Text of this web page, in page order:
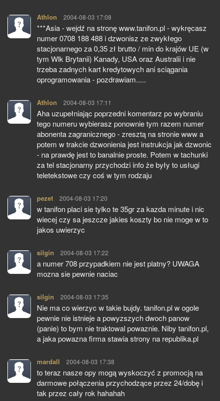
Athlon pisze:
2004-08-03 17:08
***Asia - wejdź na stronę www.tanifon.pl - wykręcasz
numer 0708 188 488 i dzwonisz ze zwykłego
stacjonarnego za 0,35 zł brutto / min do krajów UE (w
tym Wlk Brytanii) Kanady, USA oraz Australii i nie
trzeba zadnych kart kredytowych ani sciągania
oprogramowania - pozdrawiam.....
Athlon pisze:
2004-08-03 17:11
Aha uzupełniając poprzedni komentarz po wybraniu
tego numeru wybierasz ponownie tym razem numer
abonenta zagranicznego - zresztą na stronie www a
potem w trakcie dzwonienia jest instrukcja jak dzwonic
- na prawdę jest to banalnie proste. Potem w tachunki
za tel stacjonarny przychodzi info że były to usługi
teletekstowe czy coś w tym rodzaju
pezet pisze:
2004-08-03 17:20
w tanifon placi sie tylko te 35gr za kazda minute i nic
wiecej czy sa jeszcze jakies koszty bo nie moge w to
jakos uwierzyc
silgin pisze:
2004-08-03 17:22
a numer 708 przypadkiem nie jest platny? UWAGA
mozna sie pewnie naciac
silgin pisze:
2004-08-03 17:35
Nie ma co wierzyc w takie bujdy. tanifon.pl w ogole
pewnie nie istnieje a powyzszych dwoch panow
(panie) to bym nie traktowal powaznie. Niby tanifon.pl,
a jaka powazna firma stawia strony na republika.pl
mardall pisze:
2004-08-03 17:38
to teraz nasze opy mogą wyskoczyć z promocją na
darmowe połączenia przychodzące przez 24/dobę i
tak przez cały rok hahahah